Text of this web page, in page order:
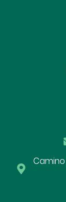
Camino